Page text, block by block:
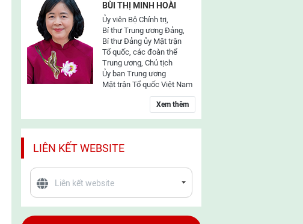
BÙI THỊ MINH HOÀI
Ủy viên Bộ Chính trị,
Bí thư Trung ương Đảng,
Bí thư Đảng ủy Mặt trận
Tổ quốc, các đoàn thể
Trung ương, Chủ tịch
Ủy ban Trung ương
Mặt trận Tổ quốc Việt Nam
Xem thêm
LIÊN KẾT WEBSITE